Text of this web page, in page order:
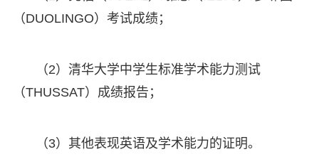
（DUOLINGO）考试成绩；
（2）清华大学中学生标准学术能力测试
（THUSSAT）成绩报告；
（3）其他表现英语及学术能力的证明。